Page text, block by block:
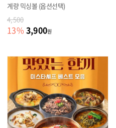
계량 믹싱볼 (옵션선택)
4,500
13% 3,900원